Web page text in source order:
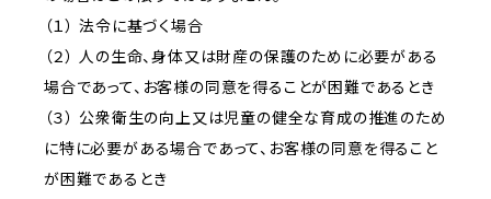
（１） 法令に基づく場合
（２） 人の生命、身体又は財産の保護のために必要がある
場合であって、お客様の同意を得ることが困難であるとき
（３） 公衆衛生の向上又は児童の健全な育成の推進のため
に特に必要がある場合であって、お客様の同意を得ること
が困難であるとき